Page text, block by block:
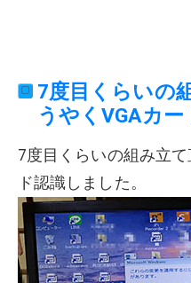
7度目くらいの
うやくVGAカー
7度目くらいの組み立
ド認識しました。